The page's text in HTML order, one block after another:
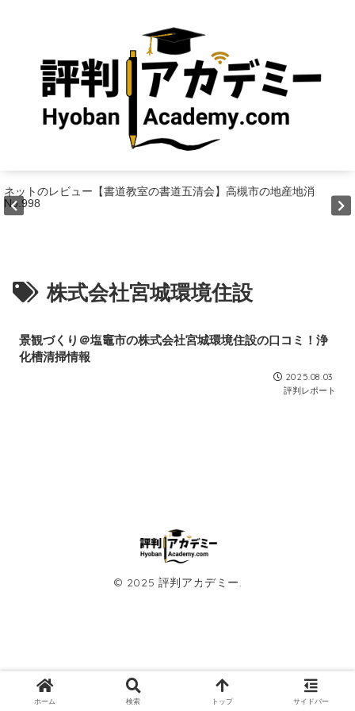
ネットのレビュー【書道教室の書道五清会】高槻市の地産地消
No.998
株式会社宮城環境住設
景観づくり＠塩竈市の株式会社宮城環境住設の口コミ！浄
化槽清掃情報
2025.08.03
評判レポート
© 2025 評判アカデミー.
ホーム 検索 トップ サイドバー